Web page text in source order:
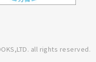
all rights reserved.